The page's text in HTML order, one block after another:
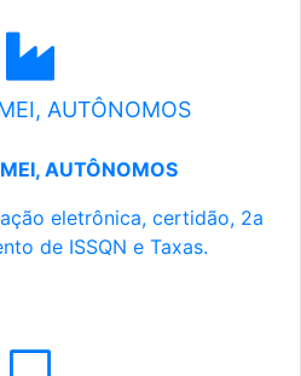
AUTÔNOMOS
AUTÔNOMOS
eletrônica, certidão, 2a
de ISSQN e Taxas.